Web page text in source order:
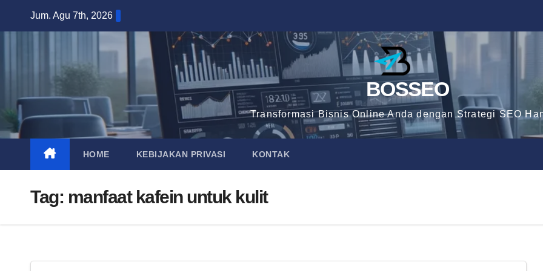
Jum. Agu 7th, 2026
BOSSEO
Transformasi Bisnis Online Anda dengan Strategi SEO
HOME KEBIJAKAN PRIVASI KONTAK
Tag: manfaat kafein untuk kulit